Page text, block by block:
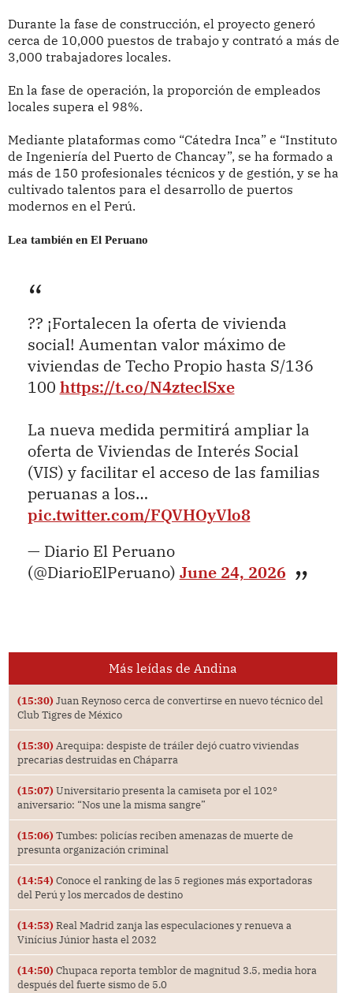
Durante la fase de construcción, el proyecto generó
cerca de 10,000 puestos de trabajo y contrató a más de
3,000 trabajadores locales.
En la fase de operación, la proporción de empleados
locales supera el 98%.
Mediante plataformas como “Cátedra Inca” e “Instituto
de Ingeniería del Puerto de Chancay”, se ha formado a
más de 150 profesionales técnicos y de gestión, y se ha
cultivado talentos para el desarrollo de puertos
modernos en el Perú.
Lea también en El Peruano
?? ¡Fortalecen la oferta de vivienda
social! Aumentan valor máximo de
viviendas de Techo Propio hasta S/136
100 https://t.co/N4zteclSxe
La nueva medida permitirá ampliar la
oferta de Viviendas de Interés Social
(VIS) y facilitar el acceso de las familias
peruanas a los…
pic.twitter.com/FQVHOyVlo8
— Diario El Peruano
(@DiarioElPeruano) June 24, 2026
Más leídas de Andina
(15:30) Juan Reynoso cerca de convertirse en nuevo técnico del
Club Tigres de México
(15:30) Arequipa: despiste de tráiler dejó cuatro viviendas
precarias destruidas en Cháparra
(15:07) Universitario presenta la camiseta por el 102°
aniversario: “Nos une la misma sangre”
(15:06) Tumbes: policías reciben amenazas de muerte de
presunta organización criminal
(14:54) Conoce el ranking de las 5 regiones más exportadoras
del Perú y los mercados de destino
(14:53) Real Madrid zanja las especulaciones y renueva a
Vinícius Júnior hasta el 2032
(14:50) Chupaca reporta temblor de magnitud 3.5, media hora
después del fuerte sismo de 5.0